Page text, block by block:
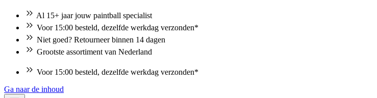
Al 15+ jaar jouw paintball specialist
Voor 15:00 besteld, dezelfde werkdag verzonden*
Niet goed? Retourneer binnen 14 dagen
Grootste assortiment van Nederland
Voor 15:00 besteld, dezelfde werkdag verzonden*
Ga naar de inhoud